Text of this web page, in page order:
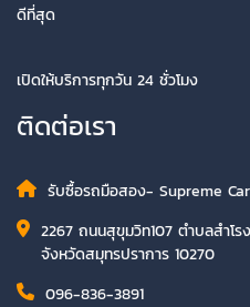
ดีที่สุด
เปิดให้บริการทุกวัน 24 ชั่วโมง
ติดต่อเรา
รับซื้อรถมือสอง- Supreme Car
2267 ถนนสุขุมวิท107 ตำบลสำโร
จังหวัดสมุทรปราการ 10270
096-836-3891